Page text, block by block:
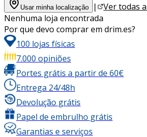
Usar minha localização |
Ver todas
Nenhuma loja encontrada
Por que devo comprar em drim.es?
100 lojas físicas
7.000 opiniões
Portes grátis a partir de 60€
Entrega 24/48h
Devolução grátis
Papel de embrulho grátis
Garantias e serviços